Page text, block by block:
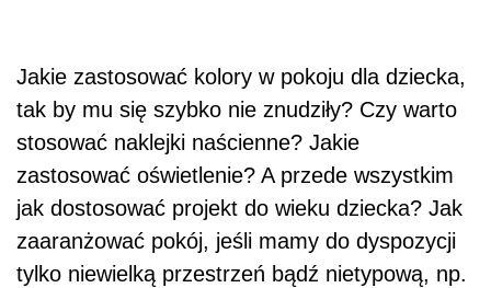
Jakie zastosować kolory w pokoju dla dziecka,
tak by mu się szybko nie znudziły? Czy warto
stosować naklejki naścienne? Jakie
zastosować oświetlenie? A przede wszystkim
jak dostosować projekt do wieku dziecka? Jak
zaaranżować pokój, jeśli mamy do dyspozycji
tylko niewielką przestrzeń bądź nietypową, np.